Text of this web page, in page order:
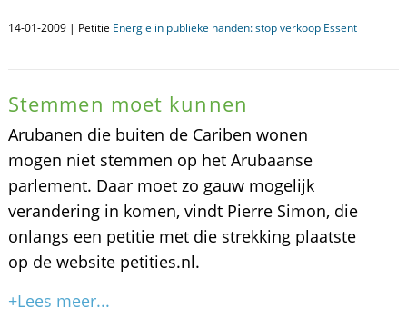
14-01-2009 | Petitie Energie in publieke handen: stop verkoop Essent
Stemmen moet kunnen
Arubanen die buiten de Cariben wonen
mogen niet stemmen op het Arubaanse
parlement. Daar moet zo gauw mogelijk
verandering in komen, vindt Pierre Simon, die
onlangs een petitie met die strekking plaatste
op de website petities.nl.
+Lees meer...